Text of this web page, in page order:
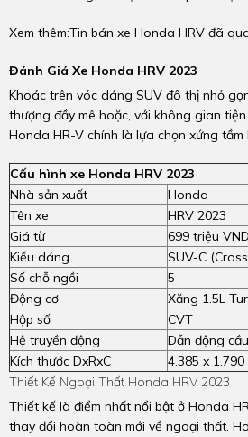
Xem thêm:Tin bán xe Honda HRV đã
Đánh Giá Xe Honda HRV 2023
Khoác trên vóc dáng SUV đô thị nhỏ
thượng đầy mê hoặc, với không gian
Honda HR-V chính là lựa chọn xứng
Cấu hình xe Honda HRV 2023
Nhà sản xuất
Honda
Tên xe
HRV 2023
Giá từ
699 triệu VND
Kiểu dáng
SUV-C
Số chỗ ngồi
5
Động cơ
Xăng 1.5L
Hộp số
CVT
Hệ truyền động
Dẫn động
Kích thước DxRxC
4.385 x 1.790
Thiết Kế Ngoại Thất Honda HRV 2023
Thiết kế là điểm nhất nổi bật ở Honda
thay đổi hoàn toàn mới về ngoại thất.